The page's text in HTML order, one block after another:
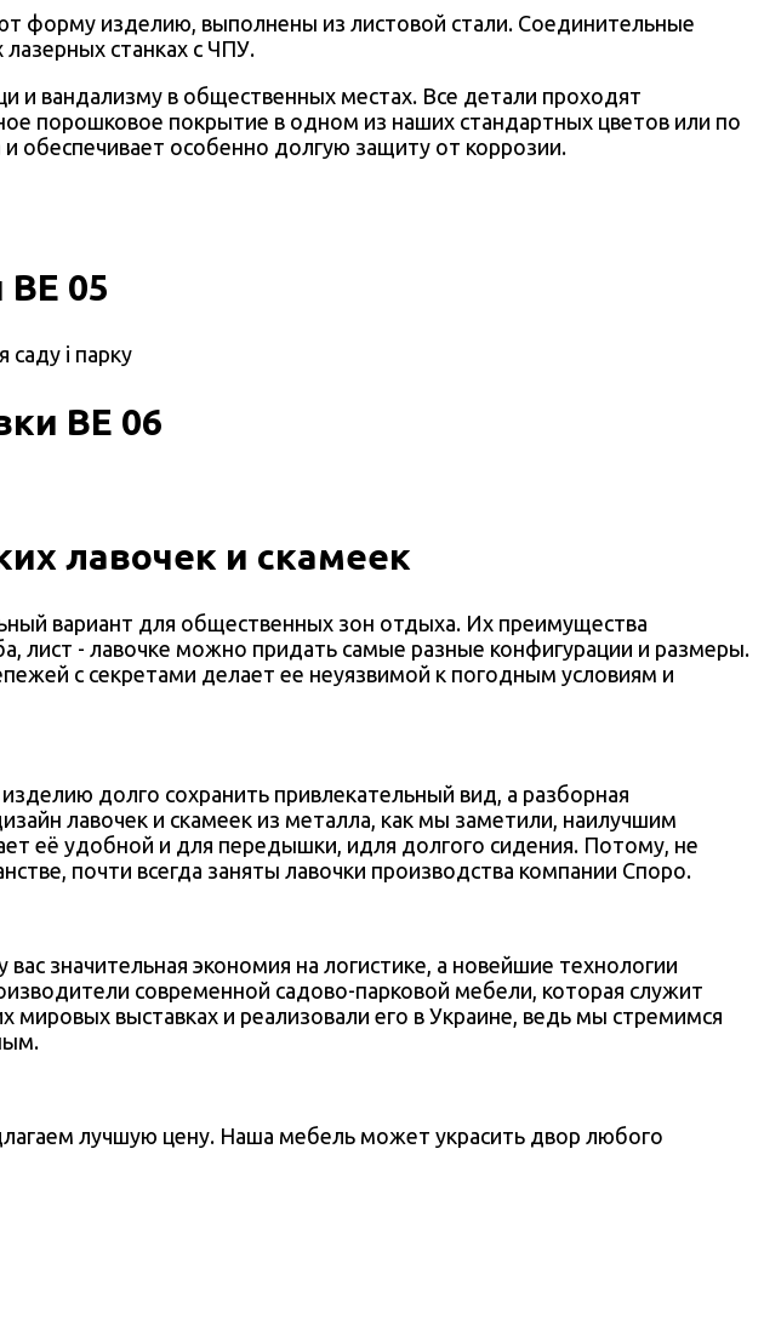
форму изделию, выполнены из листовой стали. Соединительные
станках с ЧПУ.
и вандализму в общественных местах. Все детали проходят
порошковое покрытие в одном из наших стандартных цветов или по
и обеспечивает особенно долгую защиту от коррозии.
05
ВЕ 06
лавочек и скамеек
вариант для общественных зон отдыха. Их преимущества
лист - лавочке можно придать самые разные конфигурации и размеры.
с секретами делает ее неуязвимой к погодным условиям и
долго сохранить привлекательный вид, а разборная
лавочек и скамеек из металла, как мы заметили, наилучшим
её удобной и для передышки, идля долгого сидения. Потому, не
почти всегда заняты лавочки производства компании Споро.
значительная экономия на логистике, а новейшие технологии
современной садово-парковой мебели, которая служит
выставках и реализовали его в Украине, ведь мы стремимся
лучшую цену. Наша мебель может украсить двор любого